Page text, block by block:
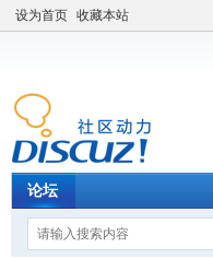
设为首页 收藏本站
论坛